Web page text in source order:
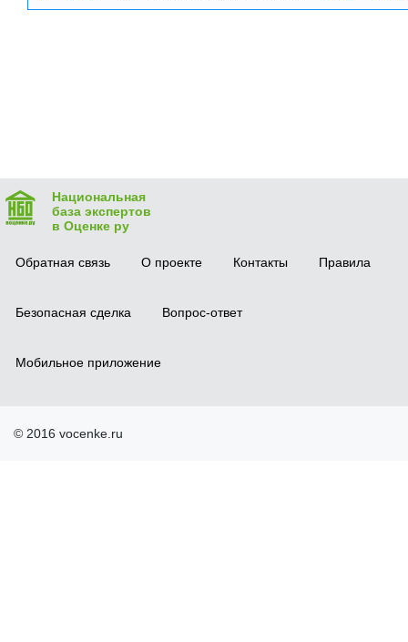
Национальная
база экспертов
в Оценке ру
Обратная связь О проекте Контакты Правила
Безопасная сделка Вопрос-ответ
Мобильное приложение
© 2016 vocenke.ru